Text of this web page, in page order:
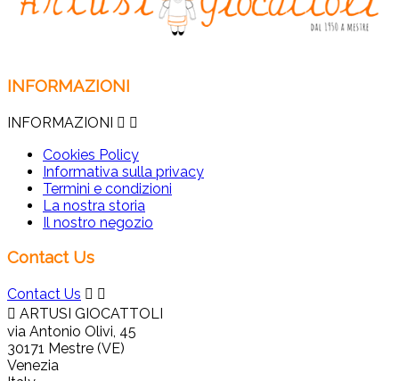
INFORMAZIONI
INFORMAZIONI  
Cookies Policy
Informativa sulla privacy
Termini e condizioni
La nostra storia
Il nostro negozio
Contact Us
Contact Us  
 ARTUSI GIOCATTOLI
via Antonio Olivi, 45
30171 Mestre (VE)
Venezia